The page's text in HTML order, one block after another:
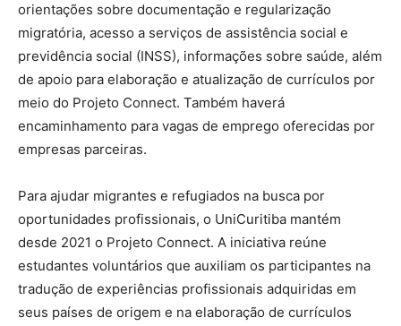
orientações sobre documentação e regularização
migratória, acesso a serviços de assistência social e
previdência social (INSS), informações sobre saúde, além
de apoio para elaboração e atualização de currículos por
meio do Projeto Connect. Também haverá
encaminhamento para vagas de emprego oferecidas por
empresas parceiras.
Para ajudar migrantes e refugiados na busca por
oportunidades profissionais, o UniCuritiba mantém
desde 2021 o Projeto Connect. A iniciativa reúne
estudantes voluntários que auxiliam os participantes na
tradução de experiências profissionais adquiridas em
seus países de origem e na elaboração de currículos